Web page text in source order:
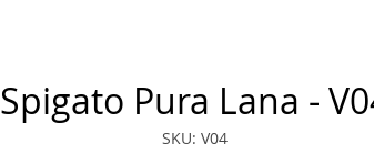
Spigato Pura Lana -
SKU: V04